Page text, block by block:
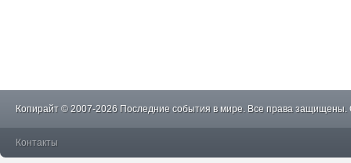
Копирайт © 2007-2026 Последние события в мире. Все права защищены.
Контакты